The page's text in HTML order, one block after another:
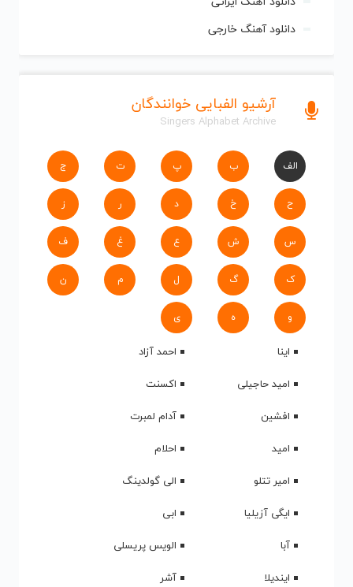
دانلود آهنگ خارجی
آرشیو الفبایی خوانندگان
Singers Alphabet Archive
الف ب پ ت ج
ح خ د ر ز
س ش ع غ ف
ک گ ل م ن
و ه ی
اینا
احمد آزاد
امید حاجیلی
اکسنت
افشین
آدام لمبرت
امید
احلام
امیر تتلو
الی گولدینگ
ایگی آزیلیا
ابی
آبا
الویس پریسلی
ایندیلا
آشر